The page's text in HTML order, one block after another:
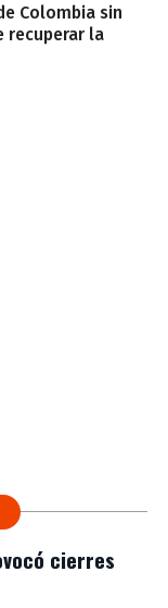
Colombia sin
recuperar la
cierres